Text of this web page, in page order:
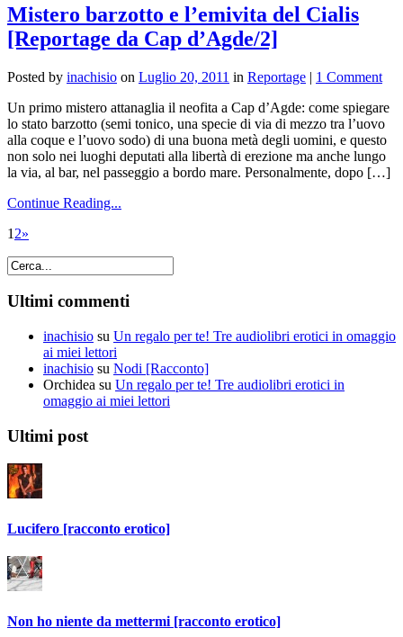
Mistero barzotto e l’emivita del Cialis
[Reportage da Cap d’Agde/2]
Posted by inachisio on Luglio 20, 2011 in Reportage | 1 Comment
Un primo mistero attanaglia il neofita a Cap d’Agde: come spiegare
lo stato barzotto (semi tonico, una specie di via di mezzo tra l’uovo
alla coque e l’uovo sodo) di una buona metà degli uomini, e questo
non solo nei luoghi deputati alla libertà di erezione ma anche lungo
la via, al bar, nel passeggio a bordo mare. Personalmente, dopo […]
Continue Reading...
1 2»
Ultimi commenti
inachisio su Un regalo per te! Tre audiolibri erotici in omaggio
ai miei lettori
inachisio su Nodi [Racconto]
Orchidea su Un regalo per te! Tre audiolibri erotici in
omaggio ai miei lettori
Ultimi post
Lucifero [racconto erotico]
Non ho niente da mettermi [racconto erotico]